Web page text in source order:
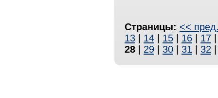
Страницы: <<
13
14 15 16 17
28
29 30 31 32